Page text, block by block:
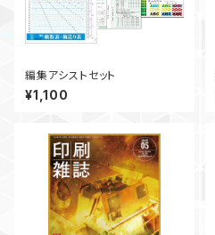
編集アシストセット
¥1,100